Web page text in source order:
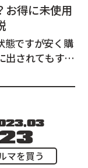
お得に未使用
態ですが安く購
ている方も多い
、タイミ...
マを買う